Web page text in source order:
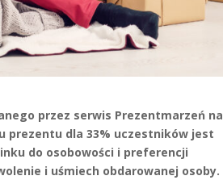
przez serwis Prezentmarzeń na
prezentu dla 33% uczestników jest
do osobowości i preferencji
i uśmiech obdarowanej osoby.